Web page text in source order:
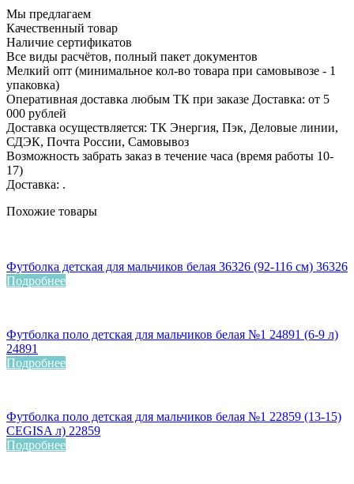
Мы предлагаем
Качественный товар
Наличие сертификатов
Все виды расчётов, полный пакет документов
Мелкий опт (минимальное кол-во товара при самовывозе - 1
упаковка)
Оперативная доставка любым ТК при заказе Доставка: от 5
000 рублей
Доставка осуществляется: ТК Энергия, Пэк, Деловые линии,
СДЭК, Почта России, Самовывоз
Возможность забрать заказ в течение часа (время работы 10-
17)
Доставка: .
Похожие товары
Футболка детская для мальчиков белая 36326 (92-116 см) 36326
Подробнее
Футболка поло детская для мальчиков белая №1 24891 (6-9 л)
24891
Подробнее
Футболка поло детская для мальчиков белая №1 22859 (13-15)
CEGISA л) 22859
Подробнее